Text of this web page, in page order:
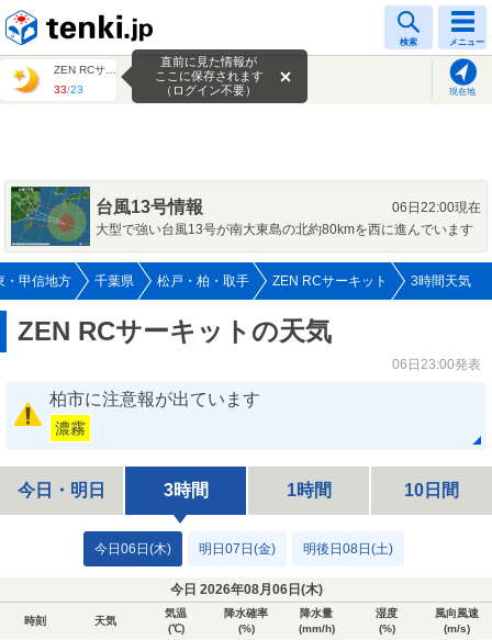
検索 メニュー
33/23 現在地
直前に見た情報が
ここに保存されます
（ログイン不要）
台風13号情報
06日22:00現在
大型で強い台風13号が南大東島の北約80kmを西に進んでいます
・甲信地方 千葉県 松戸・柏・取手 ZEN RCサーキット 3時間天気
ZEN RCサーキットの天気
06日23:00発表
柏市に注意報が出ています
濃霧
今日・明日 3時間 1時間 10日間
今日06日(木) 明日07日(金) 明後日08日(土)
今日 2026年08月06日(木)
時刻 天気
気温
(℃)
降水確率
(%)
降水量
(mm/h)
湿度
(%)
風向風速
(m/s)